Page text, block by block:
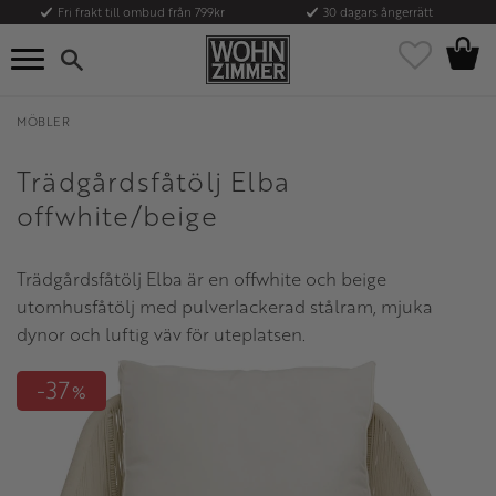
Meny
Fri frakt till ombud från 799kr 30 dagars ångerrätt
Favoriter
MÖBLER
Trädgårdsfåtölj Elba
offwhite/beige
Trädgårdsfåtölj Elba är en offwhite och beige
utomhusfåtölj med pulverlackerad stålram, mjuka
dynor och luftig väv för uteplatsen.
37%